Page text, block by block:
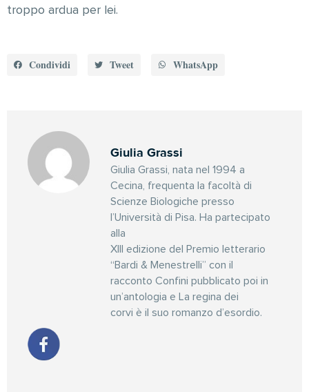
troppo ardua per lei.
Condividi Tweet WhatsApp
Giulia Grassi
Giulia Grassi, nata nel 1994 a
Cecina, frequenta la facoltà di
Scienze Biologiche presso
l’Università di Pisa. Ha partecipato
alla
XIII edizione del Premio letterario
“Bardi & Menestrelli” con il
racconto Confini pubblicato poi in
un’antologia e La regina dei
corvi è il suo romanzo d’esordio.